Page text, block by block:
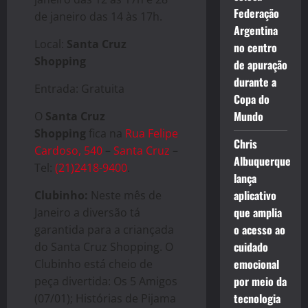
de janeiro das 14 às 17h.
Local: Santa Cruz
Shopping
Entrada: Gratuita
O Santa Cruz
Shopping fica na Rua Felipe
Cardoso, 540 – Santa Cruz –
Tel: (21)2418-9400
Clubinho: Neste mês de
Janeiro a diversão tá
garantida para a criançada
do Santa Cruz Shopping. O
Clubinho está cheio de
peça divertida: Os 5 Amigos
(07/01); Histórias de Pijama
Federação
Argentina
no centro
de apuração
durante a
Copa do
Mundo
Chris
Albuquerque
lança
aplicativo
que amplia
o acesso ao
cuidado
emocional
por meio da
tecnologia